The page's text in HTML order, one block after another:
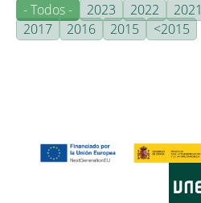
- Todos -
2023 2022 2021
2017
2016 2015 <2015